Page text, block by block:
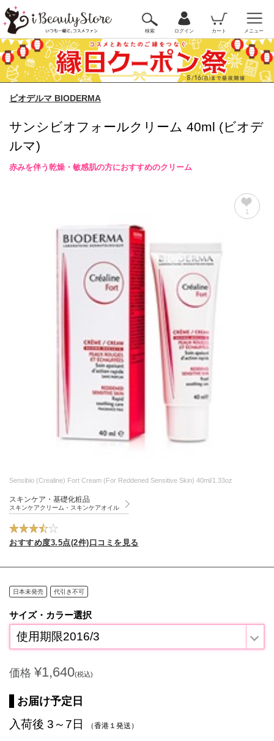
検索 ログイン カート メニュー
ビオデルマ BIODERMA
サンシビオフォールクリーム 40ml (ビオデ
ルマ)
赤みを伴う乾燥・敏感肌の方におすすめのクリーム
1
Sensibio (Crealine) Fort Cream (For Reddened Sensitive Skin) 40ml/1.33oz
スキンケア・基礎化粧品
スキンケアクリーム・スキンケアオイル
おすすめ度3.5点(2件)口コミを見る
日本未発売 代引き不可
サイズ・カラー選択
使用期限2016/3
価格 ¥1,640(税込)
お届け予定日
入荷後 3～7日 （香港１発送）